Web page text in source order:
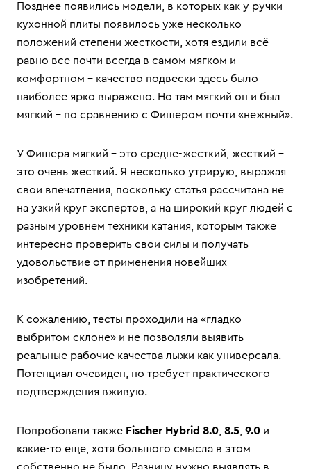
Позднее появились модели, в которых как у ручки
кухонной плиты появилось уже несколько
положений степени жесткости, хотя ездили всё
равно все почти всегда в самом мягком и
комфортном – качество подвески здесь было
наиболее ярко выражено. Но там мягкий он и был
мягкий – по сравнению с Фишером почти «нежный».
У Фишера мягкий – это средне-жесткий, жесткий –
это очень жесткий. Я несколько утрирую, выражая
свои впечатления, поскольку статья рассчитана не
на узкий круг экспертов, а на широкий круг людей с
разным уровнем техники катания, которым также
интересно проверить свои силы и получать
удовольствие от применения новейших
изобретений.
К сожалению, тесты проходили на «гладко
выбритом склоне» и не позволяли выявить
реальные рабочие качества лыжи как универсала.
Потенциал очевиден, но требует практического
подтверждения вживую.
Попробовали также Fischer Hybrid 8.0 8.5 9.0 и
какие-то еще, хотя большого смысла в этом